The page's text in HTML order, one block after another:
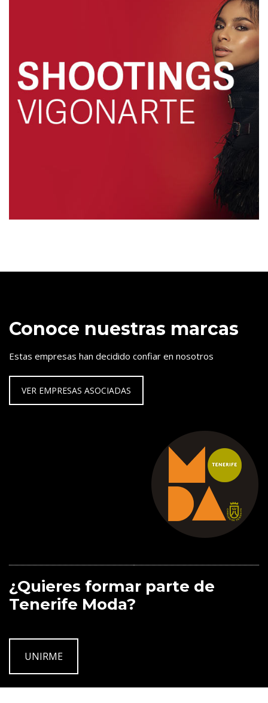
Conoce nuestras marcas
Estas empresas han decidido confiar en nosotros
VER EMPRESAS ASOCIADAS
¿Quieres formar parte de
Tenerife Moda?
UNIRME